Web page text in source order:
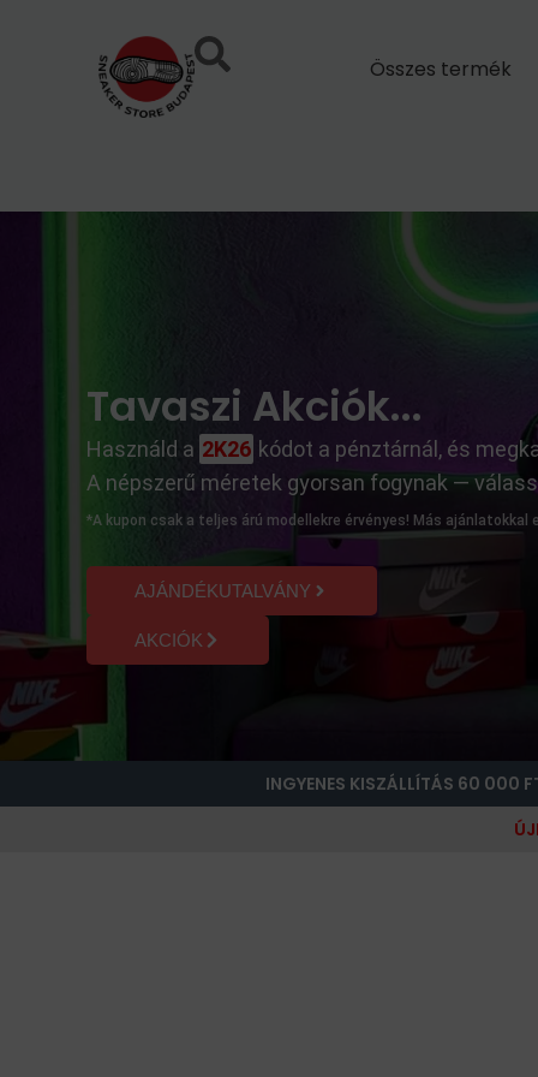
Összes termék
Tavaszi Akciók...
Használd a 2K26 kódot a pénztárnál, és
A népszerű méretek gyorsan fogynak —
*A kupon csak a teljes árú modellekre érvényes! Más
AJÁNDÉKUTALVÁNY
AKCIÓK
INGYENES KISZÁLLÍTÁS 60 000